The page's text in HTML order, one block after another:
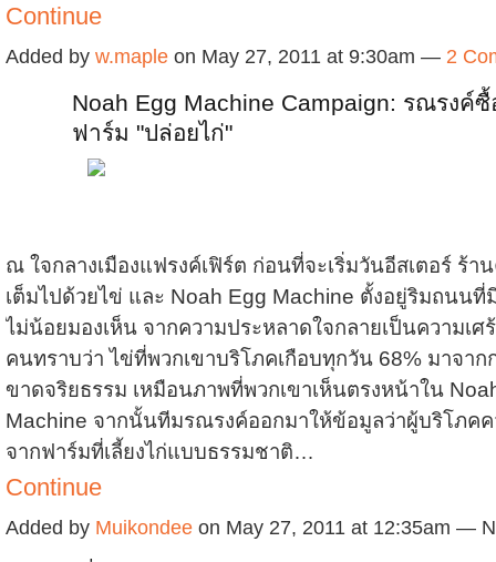
Continue
Added by w.maple on May 27, 2011 at 9:30am — 2
Noah Egg Machine Campaign: รณรงค์
ฟาร์ม "ปล่อยไก่"
ณ ใจกลางเมืองแฟรงค์เฟิร์ต ก่อนที่จะเริ่มวันอีสเตอร์ ร้า
เต็มไปด้วยไข่ และ Noah Egg Machine ตั้งอยู่ริมถนน
ไม่น้อยมองเห็น จากความประหลาดใจกลายเป็นความเศ
คนทราบว่า ไข่ที่พวกเขาบริโภคเกือบทุกวัน 68% มาจาก
ขาดจริยธรรม เหมือนภาพที่พวกเขาเห็นตรงหน้าใน
Machine จากนั้นทีมรณรงค์ออกมาให้ข้อมูลว่าผู้บริโภค
จากฟาร์มที่เลี้ยงไก่แบบธรรมชาติ…
Continue
Added by Muikondee on May 27, 2011 at 12:35am —